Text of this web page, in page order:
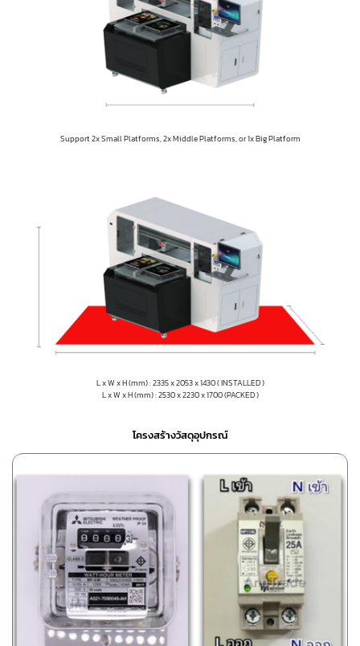
Support 2x Small Platforms, 2x Middle Platforms, or 1x Big Platform
L x W x H (mm) : 2335 x 2053 x 1430 ( INSTALLED )
L x W x H (mm) : 2530 x 2230 x 1700 (PACKED )
โครงสร้างวัสดุอุปกรณ์